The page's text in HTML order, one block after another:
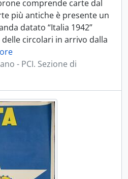
comprende carte dal
più antiche è presente un
datato “Italia 1942”
circolari in arrivo dalla
- PCI. Sezione di